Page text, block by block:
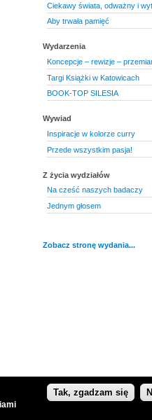
Ciekawy świata, odważny i
Aby trwała pamięć
Wydarzenia
Koncepcje – rewizje –
Targi Książki w Katowicach
BOOK-TOP SILESIA
Wywiad
Inspiracje w kolorze curry
Przede wszystkim pasja!
Z życia wydziałów
Na cześć naszych badaczy
Jednym głosem
Zobacz stronę wydania...
Tak, zgadzam się